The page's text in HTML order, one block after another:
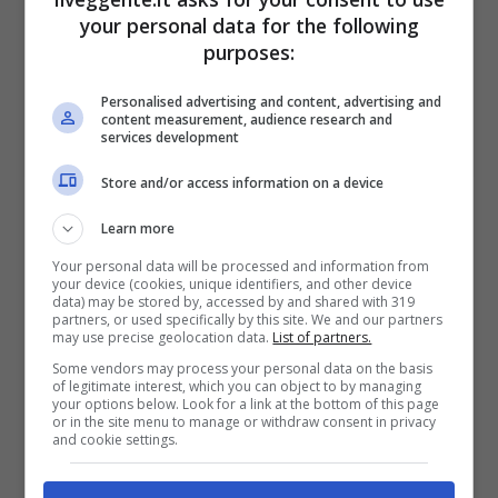
2050€
VERIFICA
Bonus Benvenuto Sport: fino a 1.000€
50% sul deposito fino a 50€
1000€
VERIFICA
your personal data for the following
purposes:
Personalised advertising and content, advertising and
content measurement, audience research and
services development
Store and/or access information on a device
Learn more
Your personal data will be processed and information from
your device (cookies, unique identifiers, and other device
data) may be stored by, accessed by and shared with 319
partners, or used specifically by this site. We and our partners
may use precise geolocation data. List of partners.
Some vendors may process your personal data on the basis
of legitimate interest, which you can object to by managing
your options below. Look for a link at the bottom of this page
or in the site menu to manage or withdraw consent in privacy
and cookie settings.